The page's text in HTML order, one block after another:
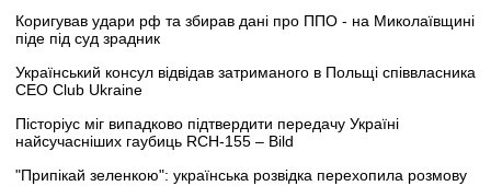
Коригував удари рф та збирав дані про ППО - на Миколаївщині
піде під суд зрадник
Український консул відвідав затриманого в Польщі співвласника
CEO Club Ukraine
Пісторіус міг випадково підтвердити передачу Україні
найсучасніших гаубиць RCH-155 – Bild
"Припікай зеленкою": українська розвідка перехопила розмову